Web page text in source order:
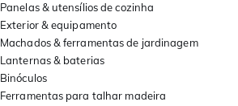
Panelas & utensílios de cozinha
Exterior & equipamento
Machados & ferramentas de jardinagem
Lanternas & baterias
Binóculos
Ferramentas para talhar madeira